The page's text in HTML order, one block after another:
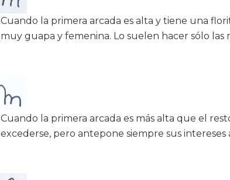
Cuando la primera arcada es alta y tiene una
muy guapa y femenina. Lo suelen hacer sólo las
Cuando la primera arcada es más alta que el
excederse, pero antepone siempre sus intereses